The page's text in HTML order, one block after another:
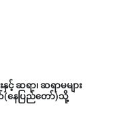
နှင့် ဆရာ၊ ဆရာမများ
နေပြည်တော်)သို့